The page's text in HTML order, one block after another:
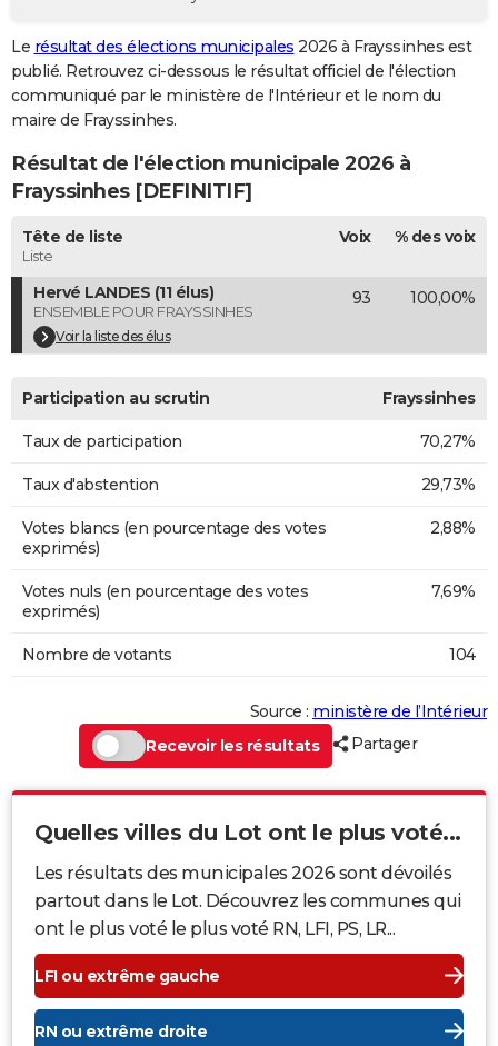
GUIDES D'ACHAT
BONS PLANS
CARTE DE VOEUX
Carte de Noël
Carte Bonne année
Carte Saint-Valentin
Carte Pâques
Carte d'anniversaire
DICTIONNAIRE
Dictionnaire
Biographies
Citations
Expressions
Proverbes
PROGRAMME TV
COPAINS D'AVANT
S'inscrire
Se connecter
Lycées
Collèges
Primaires
Universités
Entreprises
Service militaire
Avis de recherche
AVIS DE DÉCÈS
FORUM
Le résultat des élections municipales 2026 à Frayssinhes est
publié. Retrouvez ci-dessous le résultat officiel de l'élection
communiqué par le ministère de l'Intérieur et le nom du
maire de Frayssinhes.
Résultat de l'élection municipale 2026 à
Frayssinhes [DEFINITIF]
Tête de liste
Liste
Voix % des voix
Hervé LANDES (11 élus)
ENSEMBLE POUR FRAYSSINHES
Voir la liste des élus
93 100,00%
Participation au scrutin Frayssinhes
Taux de participation 70,27%
Taux d'abstention 29,73%
Votes blancs (en pourcentage des votes
exprimés)
2,88%
Votes nuls (en pourcentage des votes
exprimés)
7,69%
Nombre de votants 104
Source : ministère de l’Intérieur
Recevoir les résultats
Partager
Quelles villes du Lot ont le plus voté...
Les résultats des municipales 2026 sont dévoilés
partout dans le Lot. Découvrez les communes qui
ont le plus voté le plus voté RN, LFI, PS, LR...
LFI ou extrême gauche
RN ou extrême droite